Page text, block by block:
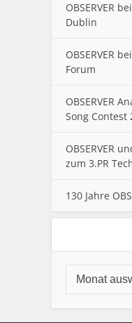
OBSERVER
Dublin
OBSERVER
Forum
OBSERVER
Song Contest
OBSERVER
zum 3.PR
130 Jahre